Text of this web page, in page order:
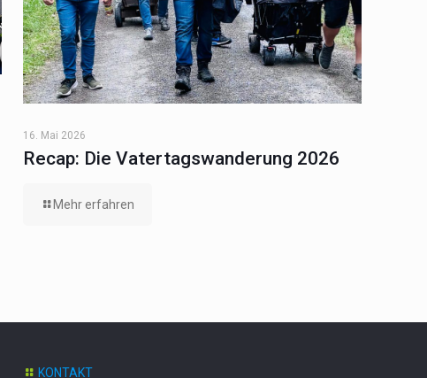
16. Mai 2026
Recap: Die Vatertagswanderung 2026
Mehr erfahren
KONTAKT